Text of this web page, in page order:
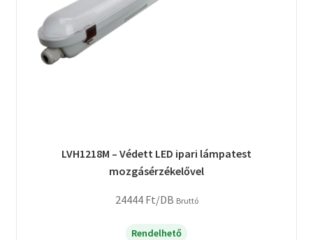
LVH1218M – Védett LED ipari lámpatest
mozgásérzékelővel
24444 Ft/DB Bruttó
Rendelhető